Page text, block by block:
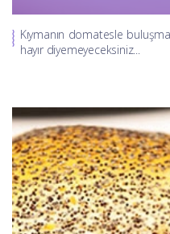
Kıymanın domatesle
hayır diyemeyeceksiniz...